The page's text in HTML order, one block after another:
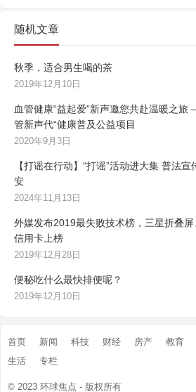
随机文章
秋季，适合男生喝的茶
2019年12月10日
血管健康“益起爱”新声邀您共赴温暖之旅
管新声代“健康普及公益项目
2020年9月3日
【打谣在行动】“打谣”活动进大集 普法宣
安
2024年11月13日
外媒发布2019最失败技术榜，三星折叠
信用卡上榜
2019年12月28日
便秘吃什么最快排便呢？
2019年12月10日
首页 新闻 科技 财经 房产 教育
生活
专栏
© 2023 环球焦点 - 版权所有